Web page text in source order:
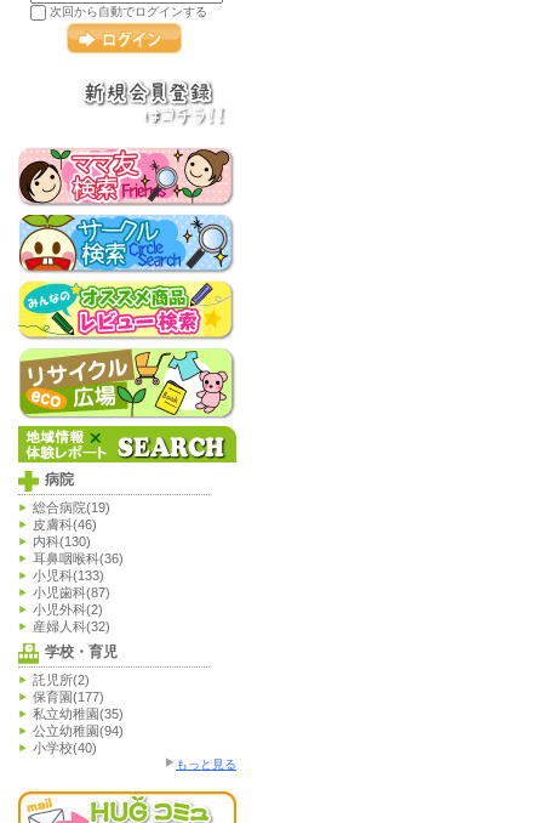
次回から自動でログインする
病院
総合病院(19)
皮膚科(46)
内科(130)
耳鼻咽喉科(36)
小児科(133)
小児歯科(87)
小児外科(2)
産婦人科(32)
学校・育児
託児所(2)
保育園(177)
私立幼稚園(35)
公立幼稚園(94)
小学校(40)
もっと見る